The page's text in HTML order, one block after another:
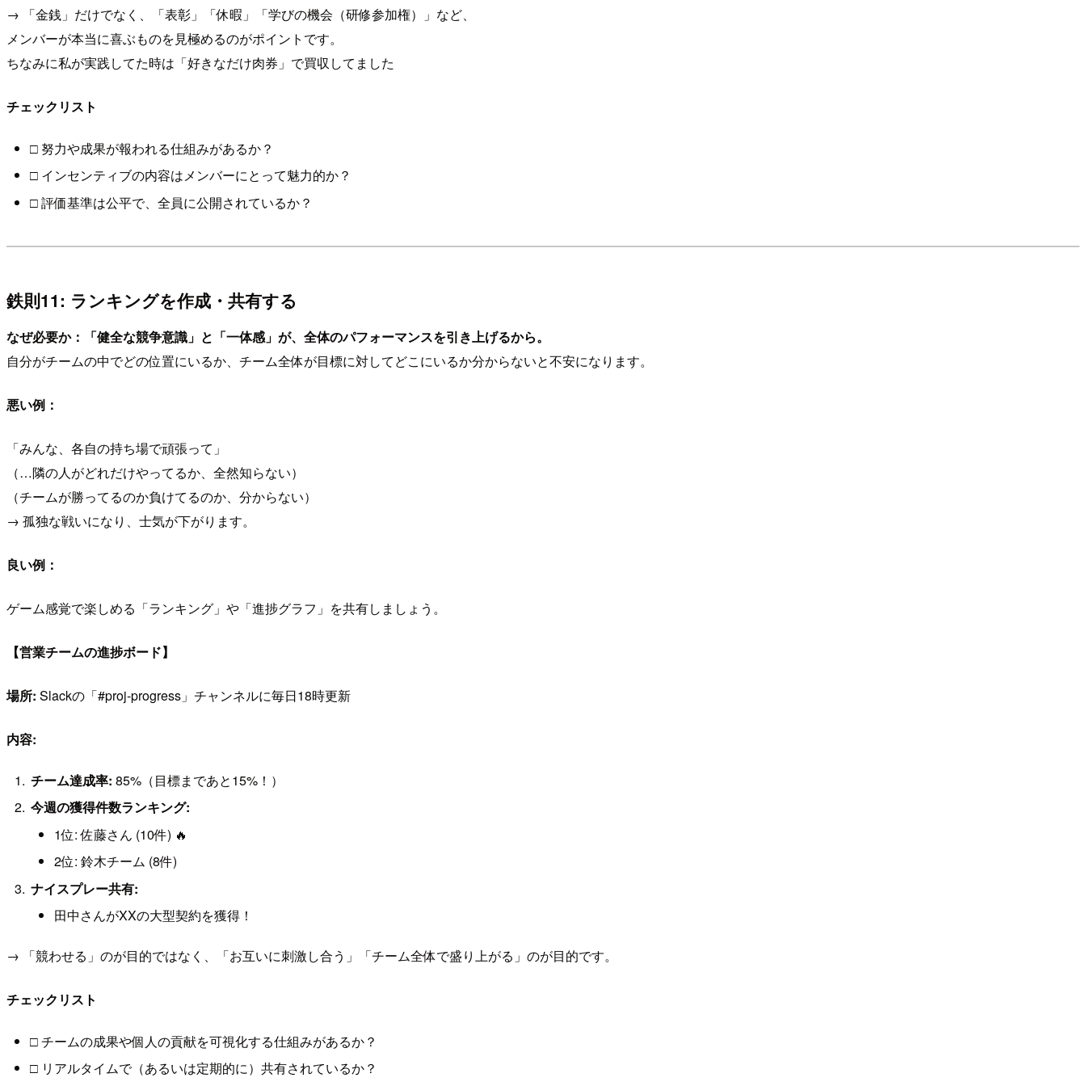
→ 「金銭」だけでなく、「表彰」「休暇」「学びの機会（研修参加権）」など、
メンバーが本当に喜ぶものを見極めるのがポイントです。
ちなみに私が実践してた時は「好きなだけ肉券」で買収してました
チェックリスト
□ 努力や成果が報われる仕組みがあるか？
□ インセンティブの内容はメンバーにとって魅力的か？
□ 評価基準は公平で、全員に公開されているか？
鉄則11: ランキングを作成・共有する
なぜ必要か：「健全な競争意識」と「一体感」が、全体のパフォーマンスを引き上げるから。
自分がチームの中でどの位置にいるか、チーム全体が目標に対してどこにいるか分からないと不安になります。
悪い例：
「みんな、各自の持ち場で頑張って」
（…隣の人がどれだけやってるか、全然知らない）
（チームが勝ってるのか負けてるのか、分からない）
→ 孤独な戦いになり、士気が下がります。
良い例：
ゲーム感覚で楽しめる「ランキング」や「進捗グラフ」を共有しましょう。
【営業チームの進捗ボード】
場所: Slackの「#proj-progress」チャンネルに毎日18時更新
内容:
チーム達成率: 85%（目標まであと15%！）
今週の獲得件数ランキング:
1位: 佐藤さん (10件) 🔥
2位: 鈴木チーム (8件)
ナイスプレー共有:
田中さんがXXの大型契約を獲得！
→ 「競わせる」のが目的ではなく、「お互いに刺激し合う」「チーム全体で盛り上がる」のが目的です。
チェックリスト
□ チームの成果や個人の貢献を可視化する仕組みがあるか？
□ リアルタイムで（あるいは定期的に）共有されているか？